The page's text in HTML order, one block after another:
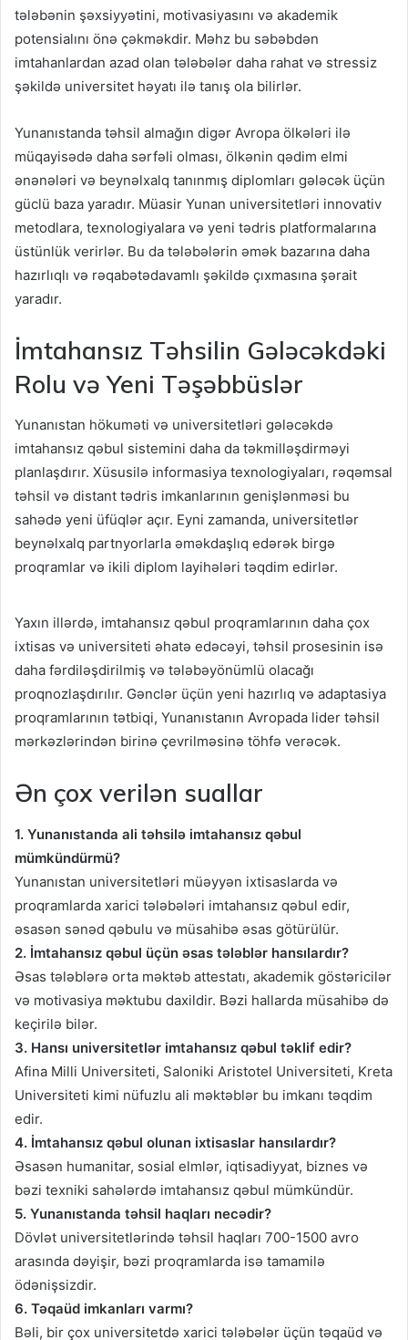
tələbənin şəxsiyyətini, motivasiyasını və akademik
potensialını önə çəkməkdir. Məhz bu səbəbdən
imtahanlardan azad olan tələbələr daha rahat və stressiz
şəkildə universitet həyatı ilə tanış ola bilirlər.
Yunanıstanda təhsil almağın digər Avropa ölkələri ilə
müqayisədə daha sərfəli olması, ölkənin qədim elmi
ənənələri və beynəlxalq tanınmış diplomları gələcək üçün
güclü baza yaradır. Müasir Yunan universitetləri innovativ
metodlara, texnologiyalara və yeni tədris platformalarına
üstünlük verirlər. Bu da tələbələrin əmək bazarına daha
hazırlıqlı və rəqabətədavamlı şəkildə çıxmasına şərait
yaradır.
İmtahansız Təhsilin Gələcəkdəki
Rolu və Yeni Təşəbbüslər
Yunanıstan hökuməti və universitetləri gələcəkdə
imtahansız qəbul sistemini daha da təkmilləşdirməyi
planlaşdırır. Xüsusilə informasiya texnologiyaları, rəqəmsal
təhsil və distant tədris imkanlarının genişlənməsi bu
sahədə yeni üfüqlər açır. Eyni zamanda, universitetlər
beynəlxalq partnyorlarla əməkdaşlıq edərək birgə
proqramlar və ikili diplom layihələri təqdim edirlər.
Yaxın illərdə, imtahansız qəbul proqramlarının daha çox
ixtisas və universiteti əhatə edəcəyi, təhsil prosesinin isə
daha fərdiləşdirilmiş və tələbəyönümlü olacağı
proqnozlaşdırılır. Gənclər üçün yeni hazırlıq və adaptasiya
proqramlarının tətbiqi, Yunanıstanın Avropada lider təhsil
mərkəzlərindən birinə çevrilməsinə töhfə verəcək.
Ən çox verilən suallar
1. Yunanıstanda ali təhsilə imtahansız qəbul
mümkündürmü?
Yunanıstan universitetləri müəyyən ixtisaslarda və
proqramlarda xarici tələbələri imtahansız qəbul edir,
əsasən sənəd qəbulu və müsahibə əsas götürülür.
2. İmtahansız qəbul üçün əsas tələblər hansılardır?
Əsas tələblərə orta məktəb attestatı, akademik göstəricilər
və motivasiya məktubu daxildir. Bəzi hallarda müsahibə də
keçirilə bilər.
3. Hansı universitetlər imtahansız qəbul təklif edir?
Afina Milli Universiteti, Saloniki Aristotel Universiteti, Kreta
Universiteti kimi nüfuzlu ali məktəblər bu imkanı təqdim
edir.
4. İmtahansız qəbul olunan ixtisaslar hansılardır?
Əsasən humanitar, sosial elmlər, iqtisadiyyat, biznes və
bəzi texniki sahələrdə imtahansız qəbul mümkündür.
5. Yunanıstanda təhsil haqları necədir?
Dövlət universitetlərində təhsil haqları 700-1500 avro
arasında dəyişir, bəzi proqramlarda isə tamamilə
ödənişsizdir.
6. Təqaüd imkanları varmı?
Bəli, bir çox universitetdə xarici tələbələr üçün təqaüd və